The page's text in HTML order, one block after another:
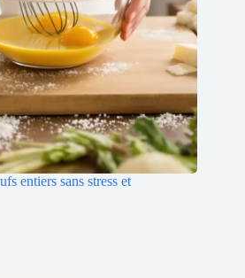
entiers sans stress et